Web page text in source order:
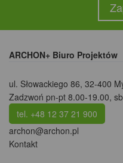
ARCHON+ Biuro Projektów
ul. Słowackiego 86, 32-400
Zadzwoń pn-pt 8.00-19.00,
tel. +48 12 37 21 900
archon@archon.pl
Kontakt